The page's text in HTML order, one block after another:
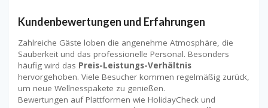
Kundenbewertungen und Erfahrungen
Zahlreiche Gäste loben die angenehme Atmosphäre, die
Sauberkeit und das professionelle Personal. Besonders
häufig wird das Preis-Leistungs-Verhältnis
hervorgehoben. Viele Besucher kommen regelmäßig zurück,
um neue Wellnesspakete zu genießen.
Bewertungen auf Plattformen wie HolidayCheck und